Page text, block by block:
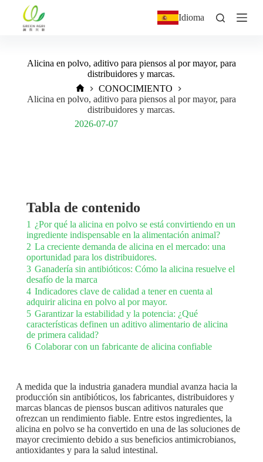
Idioma
Alicina en polvo, aditivo para piensos al por mayor, para
distribuidores y marcas.
CONOCIMIENTO
Alicina en polvo, aditivo para piensos al por mayor, para
distribuidores y marcas.
2026-07-07
Tabla de contenido
1 ¿Por qué la alicina en polvo se está convirtiendo en un
ingrediente indispensable en la alimentación animal?
2 La creciente demanda de alicina en el mercado: una
oportunidad para los distribuidores.
3 Ganadería sin antibióticos: Cómo la alicina resuelve el
desafío de la marca
4 Indicadores clave de calidad a tener en cuenta al
adquirir alicina en polvo al por mayor.
5 Garantizar la estabilidad y la potencia: ¿Qué
características definen un aditivo alimentario de alicina
de primera calidad?
6 Colaborar con un fabricante de alicina confiable
A medida que la industria ganadera mundial avanza hacia la
producción sin antibióticos, los fabricantes, distribuidores y
marcas blancas de piensos buscan aditivos naturales que
ofrezcan un rendimiento fiable. Entre estos ingredientes, la
alicina en polvo se ha convertido en una de las soluciones de
mayor crecimiento debido a sus beneficios antimicrobianos,
antioxidantes y para la salud intestinal.